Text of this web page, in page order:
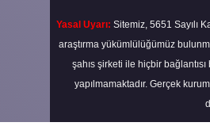
Yasal Uyarı: Sitemiz, 5651 Sayılı
araştırma yükümlülüğümüz
şahıs şirketi ile hiçbir
yapılmamaktadır. Gerçek